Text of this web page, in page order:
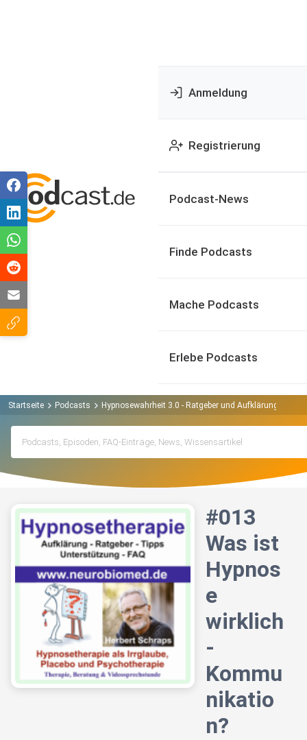
Anmeldung
Registrierung
Podcast-News
Finde Podcasts
Mache Podcasts
Erlebe Podcasts
Startseite Podcasts Hypnosewahrheit 3.0 - Ratgeber und Aufklärung zum
#013
Was ist
Hypnos
e
wirklich
-
Kommu
nikatio
n?